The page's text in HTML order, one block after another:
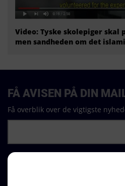
Video: Tyske skolepiger skal
men sandheden om det
FÅ AVISEN PÅ DIN
Få overblik over de vigtigste